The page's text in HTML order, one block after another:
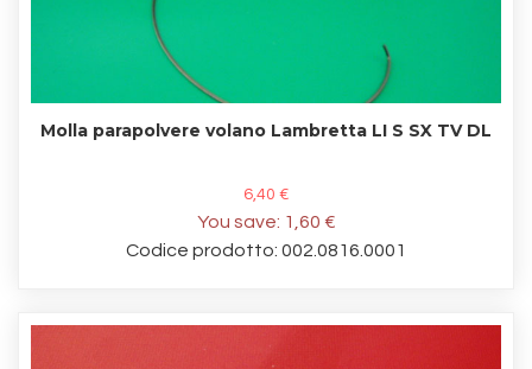
Molla parapolvere volano Lambretta LI S SX TV DL
6,40 €
You save: 1,60 €
Codice prodotto: 002.0816.0001